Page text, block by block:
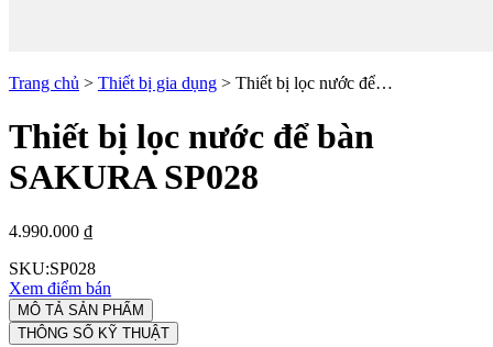
Trang chủ > Thiết bị gia dụng > Thiết bị lọc nước để…
Thiết bị lọc nước để bàn
SAKURA SP028
4.990.000 ₫
SKU:SP028
Xem điểm bán
MÔ TẢ SẢN PHẨM
THÔNG SỐ KỸ THUẬT